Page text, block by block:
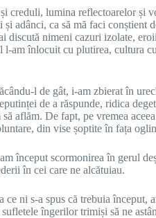
creduli, lumina reflectoarelor și
adânci, ca să mă faci conștient
discută nimeni cazuri izolate,
am înlocuit cu plutirea, cultura
l de gât, i-am zbierat în
de a răspunde, ridica
aflăm. De fapt, pe vremea
din vise șoptite în fața
început scormonirea în gerul
în cei care ne alcătuiau.
ce ni s-a spus că trebuia
îngerilor trimiși să ne